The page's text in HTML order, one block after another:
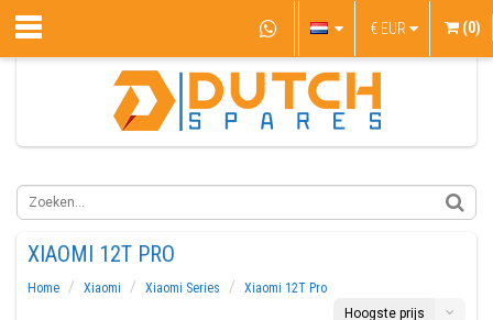
€ EUR (0)
XIAOMI 12T PRO
Home Xiaomi Xiaomi Series
Xiaomi 12T Pro
Hoogste prijs